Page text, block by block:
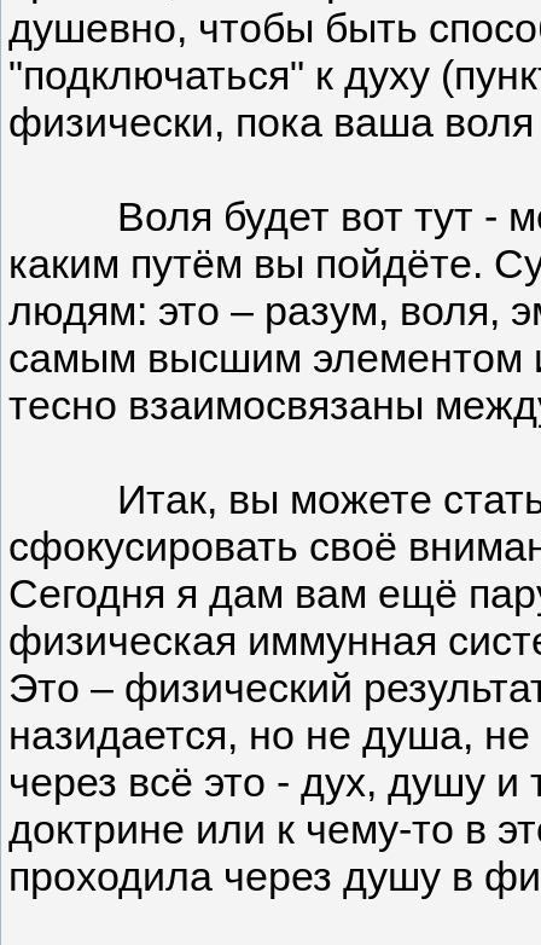
душевно, чтобы быть
"подключаться" к духу
физически, пока ваша
Воля будет вот тут -
каким путём вы пойдёте.
людям: это – разум, воля,
самым высшим элементом
тесно взаимосвязаны
Итак, вы можете стать
сфокусировать своё
Сегодня я дам вам ещё
физическая иммунная
Это – физический
назидается, но не душа,
через всё это - дух, душу и
доктрине или к чему-то в
проходила через душу в